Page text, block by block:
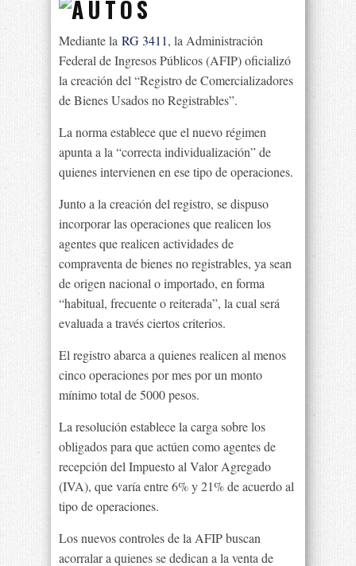
Mediante la RG 3411, la Administración
Federal de Ingresos Públicos (AFIP) oficializó
la creación del “Registro de Comercializadores
de Bienes Usados no Registrables”.
La norma establece que el nuevo régimen
apunta a la “correcta individualización” de
quienes intervienen en ese tipo de operaciones.
Junto a la creación del registro, se dispuso
incorporar las operaciones que realicen los
agentes que realicen actividades de
compraventa de bienes no registrables, ya sean
de origen nacional o importado, en forma
“habitual, frecuente o reiterada”, la cual será
evaluada a través ciertos criterios.
El registro abarca a quienes realicen al menos
cinco operaciones por mes por un monto
mínimo total de 5000 pesos.
La resolución establece la carga sobre los
obligados para que actúen como agentes de
recepción del Impuesto al Valor Agregado
(IVA), que varía entre 6% y 21% de acuerdo al
tipo de operaciones.
Los nuevos controles de la AFIP buscan
acorralar a quienes se dedican a la venta de